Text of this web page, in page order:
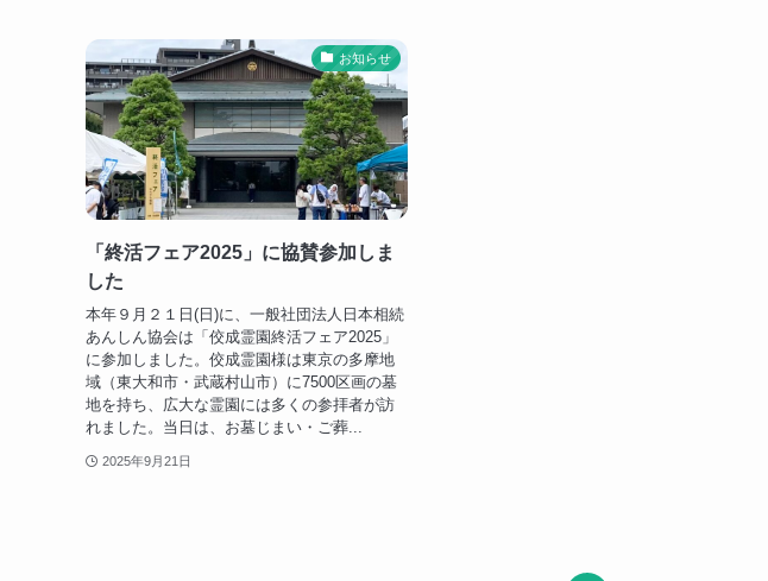
お知らせ
「終活フェア2025」に協賛参加しま
した
本年９月２１日(日)に、一般社団法人日本相続
あんしん協会は「佼成霊園終活フェア2025」
に参加しました。佼成霊園様は東京の多摩地
域（東大和市・武蔵村山市）に7500区画の墓
地を持ち、広大な霊園には多くの参拝者が訪
れました。当日は、お墓じまい・ご葬...
2025年9月21日